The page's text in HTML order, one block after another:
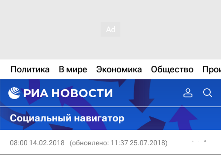
Политика В мире Экономика Общество
Социальный навигатор
08:00 14.02.2018 (обновлено: 11:37 25.07.2018)